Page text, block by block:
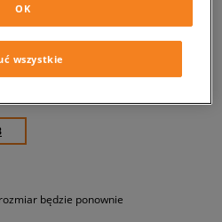
będzie ponownie
wszystkie
OK